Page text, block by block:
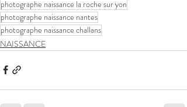
photographe naissance la roche sur yon
photographe naissance nantes
photographe naissance challans
NAISSANCE